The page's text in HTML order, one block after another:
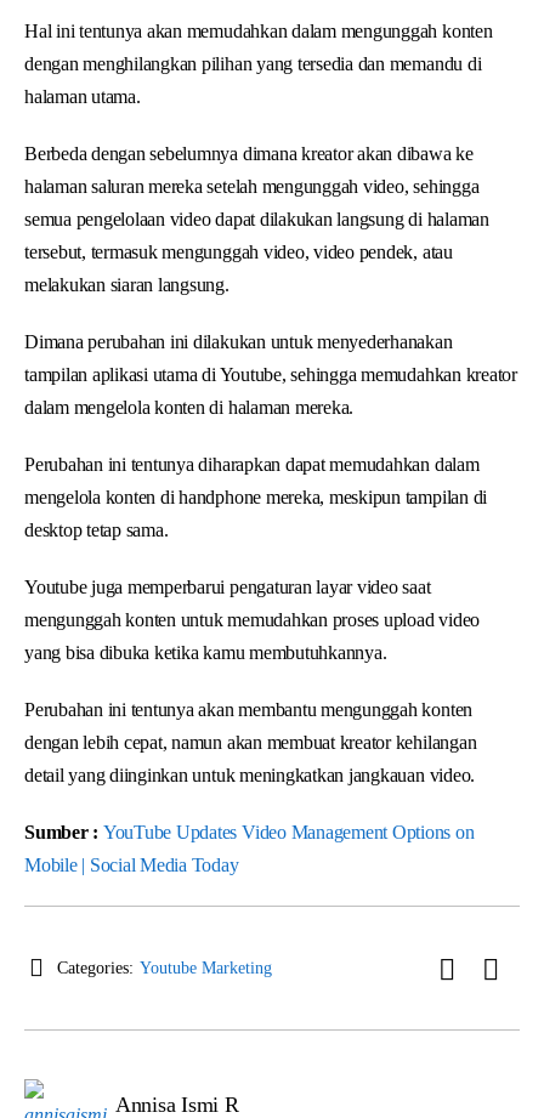
Hal ini tentunya akan memudahkan dalam mengunggah konten
dengan menghilangkan pilihan yang tersedia dan memandu di
halaman utama.
Berbeda dengan sebelumnya dimana kreator akan dibawa ke
halaman saluran mereka setelah mengunggah video, sehingga
semua pengelolaan video dapat dilakukan langsung di halaman
tersebut, termasuk mengunggah video, video pendek, atau
melakukan siaran langsung.
Dimana perubahan ini dilakukan untuk menyederhanakan
tampilan aplikasi utama di Youtube, sehingga memudahkan kreator
dalam mengelola konten di halaman mereka.
Perubahan ini tentunya diharapkan dapat memudahkan dalam
mengelola konten di handphone mereka, meskipun tampilan di
desktop tetap sama.
Youtube juga memperbarui pengaturan layar video saat
mengunggah konten untuk memudahkan proses upload video
yang bisa dibuka ketika kamu membutuhkannya.
Perubahan ini tentunya akan membantu mengunggah konten
dengan lebih cepat, namun akan membuat kreator kehilangan
detail yang diinginkan untuk meningkatkan jangkauan video.
Sumber : YouTube Updates Video Management Options on
Mobile | Social Media Today
Categories: Youtube Marketing
Annisa Ismi R